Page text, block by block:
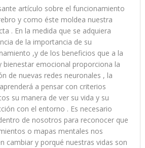
artículo sobre el funcionamiento
y como éste moldea nuestra
. En la medida que se adquiera
de la importancia de su
,y de los beneficios que a la
bienestar emocional proporciona la
de nuevas redes neuronales , la
a pensar con criterios
su manera de ver su vida y su
con el entorno . Es necesario
de nosotros para reconocer que
o mapas mentales nos
cambiar y porqué nuestras vidas son